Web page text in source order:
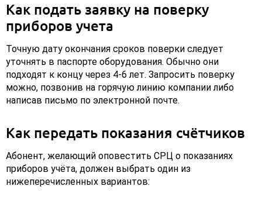
Как подать заявку на поверку
приборов учета
Точную дату окончания сроков поверки следует
уточнять в паспорте оборудования. Обычно они
подходят к концу через 4-6 лет. Запросить поверку
можно, позвонив на горячую линию компании либо
написав письмо по электронной почте.
Как передать показания счётчиков
Абонент, желающий оповестить СРЦ о показаниях
приборов учёта, должен выбрать один из
нижеперечисленных вариантов: